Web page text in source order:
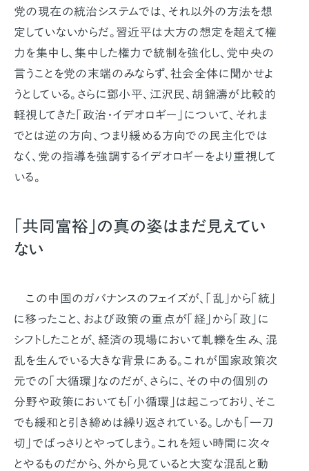
党の現在の統治システムでは、それ以外の方法を想
定していないからだ。習近平は大方の想定を超えて権
力を集中し、集中した権力で統制を強化し、党中央の
言うことを党の末端のみならず、社会全体に聞かせよ
うとしている。さらに鄧小平、江沢民、胡錦濤が比較的
軽視してきた「政治・イデオロギー」について、それま
でとは逆の方向、つまり緩める方向での民主化では
なく、党の指導を強調するイデオロギーをより重視して
いる。
「共同富裕」の真の姿はまだ見えてい
ない
この中国のガバナンスのフェイズが、「乱」から「統」
に移ったこと、および政策の重点が「経」から「政」に
シフトしたことが、経済の現場において軋轢を生み、混
乱を生んでいる大きな背景にある。これが国家政策次
元での「大循環」なのだが、さらに、その中の個別の
分野や政策においても「小循環」は起こっており、そこ
でも緩和と引き締めは繰り返されている。しかも「一刀
切」でばっさりとやってしまう。これを短い時間に次々
とやるものだから、外から見ていると大変な混乱と動